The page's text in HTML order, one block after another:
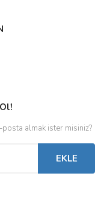
posta almak ister misiniz?
EKLE